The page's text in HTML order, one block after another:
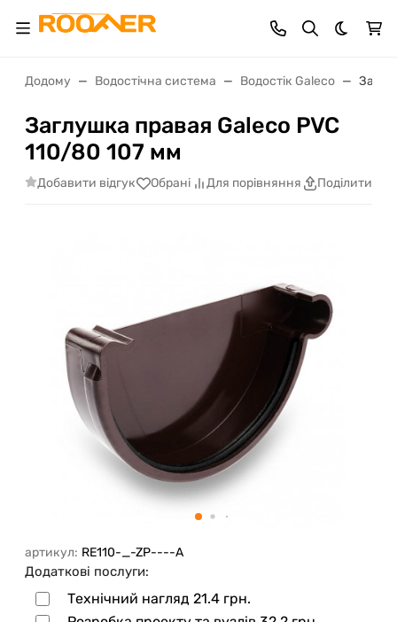
Dark
Додому Водостічна система Водостік Galeco
Заглушка правая Galeco PVC
110/80 107 мм
Добавити відгук Обрані Для порівняння Поділитися
артикул: RE110-_-ZP----A
Додаткові послуги:
Технічний нагляд 21.4 грн.